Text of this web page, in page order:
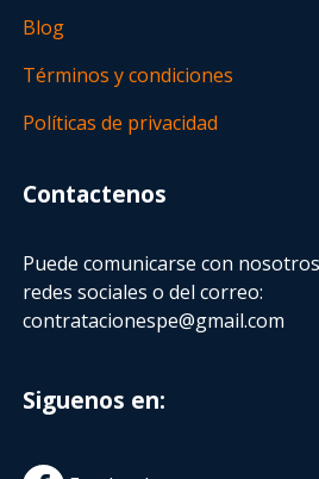
Blog
Términos y condiciones
Políticas de privacidad
Contactenos
Puede comunicarse con
redes sociales o del correo:
contratacionespe@gmail.com
Siguenos en: